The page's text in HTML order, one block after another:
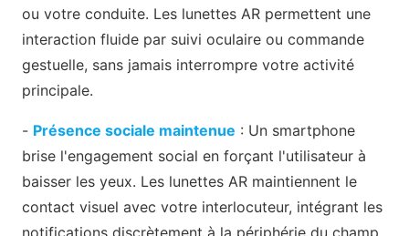
ou votre conduite. Les lunettes AR permettent une
interaction fluide par suivi oculaire ou commande
gestuelle, sans jamais interrompre votre activité
principale.
- Présence sociale maintenue : Un smartphone
brise l'engagement social en forçant l'utilisateur à
baisser les yeux. Les lunettes AR maintiennent le
contact visuel avec votre interlocuteur, intégrant les
notifications discrètement à la périphérie du champ